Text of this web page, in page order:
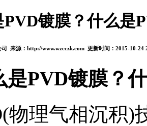
镀膜？什么是
司 来源：http://www.wzcczk.com 更新时间：2015-10-
是PVD镀膜？
物理气相沉积)